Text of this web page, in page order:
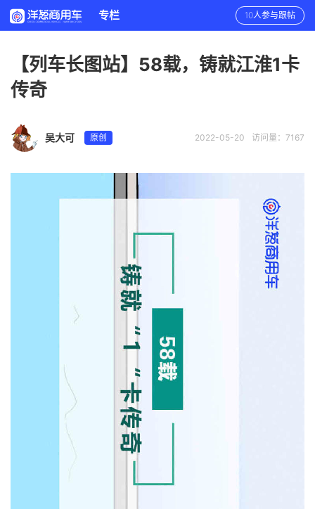
专栏 10人参与跟帖
【列车长图站】58载，铸就江淮1卡
传奇
访问量：7167
2022-05-20
吴大可 原创